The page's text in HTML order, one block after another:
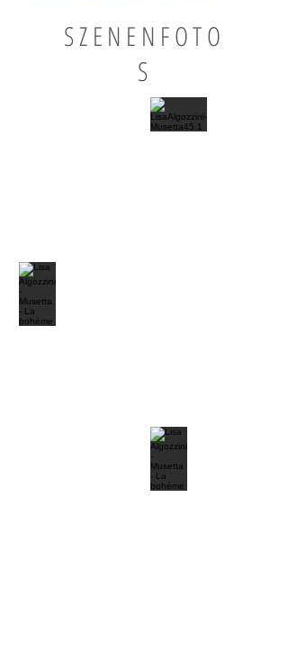
SZENENFOTO
S